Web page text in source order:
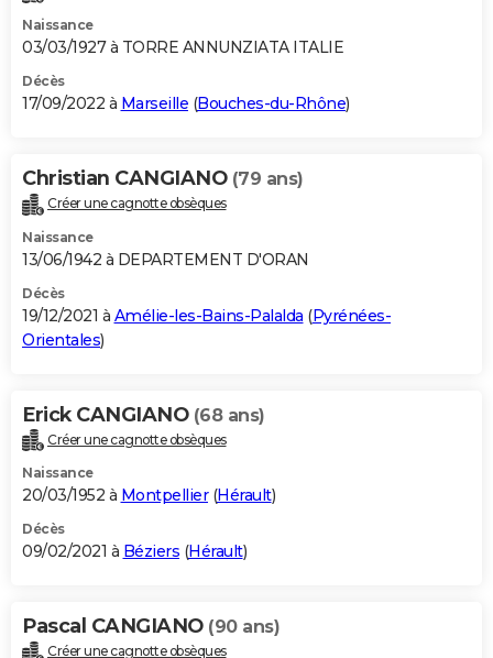
Naissance
03/03/1927 à TORRE ANNUNZIATA ITALIE
Décès
17/09/2022 à Marseille (Bouches-du-Rhône)
Christian CANGIANO (79 ans)
Créer une cagnotte obsèques
Naissance
13/06/1942 à DEPARTEMENT D'ORAN
Décès
19/12/2021 à Amélie-les-Bains-Palalda (Pyrénées-
Orientales)
Erick CANGIANO (68 ans)
Créer une cagnotte obsèques
Naissance
20/03/1952 à Montpellier(Hérault)
Décès
09/02/2021 à Béziers (Hérault)
Pascal CANGIANO (90 ans)
Créer une cagnotte obsèques